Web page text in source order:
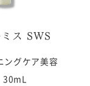
ス SWS
ングケア美容
30mL